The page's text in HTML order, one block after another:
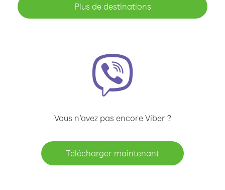
Plus de destinations
Vous n’avez pas encore Viber ?
Télécharger maintenant